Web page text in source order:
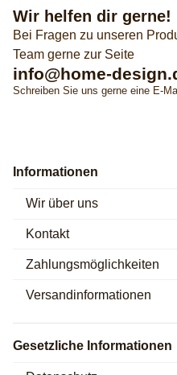
Wir helfen dir gerne!
Bei Fragen zu unseren
Team gerne zur Seite
info@home-
Schreiben Sie uns gerne eine E-
Informationen
Wir über uns
Kontakt
Zahlungsmöglichkeiten
Versandinformationen
Gesetzliche Informationen